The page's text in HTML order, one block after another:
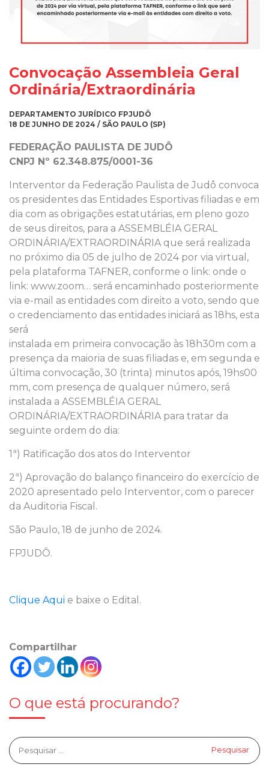
Convocação Assembleia Geral
Ordinária/Extraordinária
DEPARTAMENTO JURÍDICO FPJUDÔ
18 DE JUNHO DE 2024 / SÃO PAULO (SP)
FEDERAÇÃO PAULISTA DE JUDÔ
CNPJ Nº 62.348.875/0001-36
Interventor da Federação Paulista de Judô convoca
os presidentes das Entidades Esportivas filiadas e em
dia com as obrigações estatutárias, em pleno gozo
de seus direitos, para a ASSEMBLÉIA GERAL
ORDINÁRIA/EXTRAORDINÁRIA que será realizada
no próximo dia 05 de julho de 2024 por via virtual,
pela plataforma TAFNER, conforme o link: onde o
link: www.zoom… será encaminhado posteriormente
via e-mail as entidades com direito a voto, sendo que
o credenciamento das entidades iniciará as 18hs, esta
será
instalada em primeira convocação às 18h30m com a
presença da maioria de suas filiadas e, em segunda e
última convocação, 30 (trinta) minutos após, 19hs00
mm, com presença de qualquer número, será
instalada a ASSEMBLÉIA GERAL
ORDINÁRIA/EXTRAORDINÁRIA para tratar da
seguinte ordem do dia:
1ª) Ratificação dos atos do Interventor
2ª) Aprovação do balanço financeiro do exercício de
2020 apresentado pelo Interventor, com o parecer
da Auditoria Fiscal.
São Paulo, 18 de junho de 2024.
FPJUDÔ.
Clique Aqui e baixe o Edital.
Compartilhar
O que está procurando?